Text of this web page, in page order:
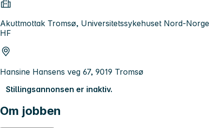
Akuttmottak Tromsø, Universitetssykehuset Nord-Norge
HF
Hansine Hansens veg 67, 9019 Tromsø
Stillingsannonsen er inaktiv.
Om jobben